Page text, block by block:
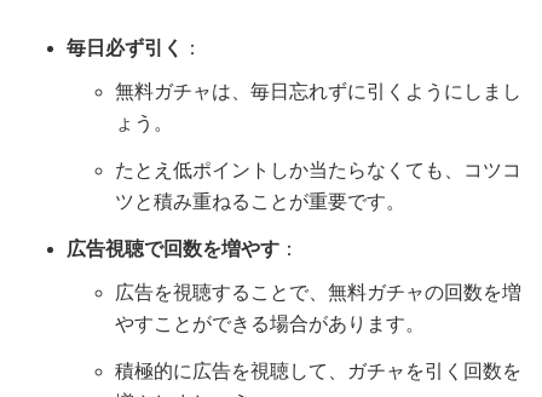
毎日必ず引く ：
無料ガチャは、毎日忘れずに引くようにしまし
ょう。
たとえ低ポイントしか当たらなくても、コツコ
ツと積み重ねることが重要です。
広告視聴で回数を増やす ：
広告を視聴することで、無料ガチャの回数を増
やすことができる場合があります。
積極的に広告を視聴して、ガチャを引く回数を